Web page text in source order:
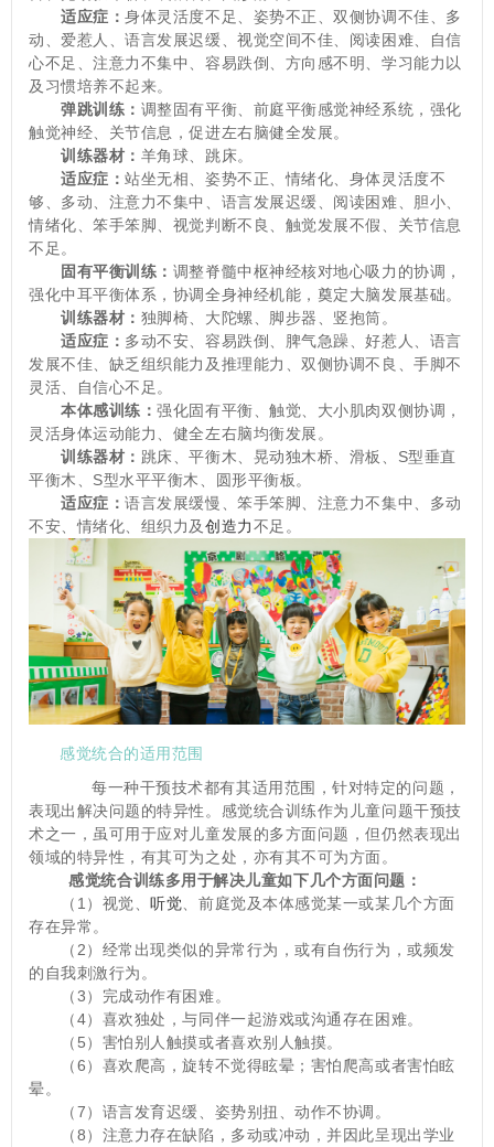
适应症：身体灵活度不足、姿势不正、双侧协调不佳、多
动、爱惹人、语言发展迟缓、视觉空间不佳、阅读困难、自信
心不足、注意力不集中、容易跌倒、方向感不明、学习能力以
及习惯培养不起来。
弹跳训练： 调整固有平衡、前庭平衡感觉神经系统，强化
触觉神经、关节信息，促进左右脑健全发展。
训练器材： 羊角球、跳床。
适应症：站坐无相、姿势不正、情绪化、身体灵活度不
够、多动、注意力不集中、语言发展迟缓、阅读困难、胆小、
情绪化、笨手笨脚、视觉判断不良、触觉发展不假、关节信息
不足。
固有平衡训练： 调整脊髓中枢神经核对地心吸力的协调，
强化中耳平衡体系，协调全身神经机能，奠定大脑发展基础。
训练器材： 独脚椅、大陀螺、脚步器、竖抱筒。
适应症： 多动不安、容易跌倒、脾气急躁、好惹人、语言
发展不佳、缺乏组织能力及推理能力、双侧协调不良、手脚不
灵活、自信心不足。
本体感训练：强化固有平衡、触觉、大小肌肉双侧协调，
灵活身体运动能力、健全左右脑均衡发展。
训练器材： 跳床、平衡木、晃动独木桥、滑板、S型垂直
平衡木、S型水平平衡木、圆形平衡板。
适应症：语言发展缓慢、笨手笨脚、注意力不集中、多动
不安、情绪化、组织力及创造力不足。
感觉统合的适用范围
每一种干预技术都有其适用范围，针对特定的问题，
表现出解决问题的特异性。感觉统合训练作为儿童问题干预技
术之一，虽可用于应对儿童发展的多方面问题，但仍然表现出
领域的特异性，有其可为之处，亦有其不可为方面。
感觉统合训练多用于解决儿童如下几个方面问题：
（1）视觉、听觉 、前庭觉及本体感觉某一或某几个方面
存在异常。
（2）经常出现类似的异常行为，或有自伤行为，或频发
的自我刺激行为。
（3）完成动作有困难。
（4）喜欢独处，与同伴一起游戏或沟通存在困难。
（5）害怕别人触摸或者喜欢别人触摸。
（6）喜欢爬高，旋转不觉得眩晕；害怕爬高或者害怕眩
晕。
（7）语言发育迟缓、姿势别扭、动作不协调。
（8）注意力存在缺陷，多动或冲动，并因此呈现出学业